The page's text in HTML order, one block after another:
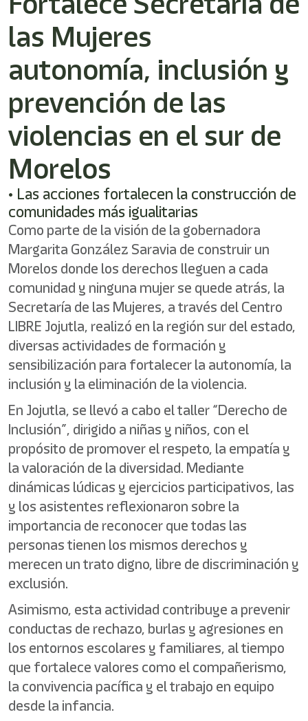
activates
the
screen
help
you
navigate
interact
the
content.
las Mujeres
autonomía, inclusión y
prevención de las
violencias en el sur de
Morelos
• Las acciones fortalecen la construcción de
comunidades más igualitarias
Como parte de la visión de la gobernadora
Margarita González Saravia de construir un
Morelos donde los derechos lleguen a cada
comunidad y ninguna mujer se quede atrás, la
Secretaría de las Mujeres, a través del Centro
LIBRE Jojutla, realizó en la región sur del estado,
diversas actividades de formación y
sensibilización para fortalecer la autonomía, la
inclusión y la eliminación de la violencia.
En Jojutla, se llevó a cabo el taller “Derecho de
Inclusión”, dirigido a niñas y niños, con el
propósito de promover el respeto, la empatía y
la valoración de la diversidad. Mediante
dinámicas lúdicas y ejercicios participativos, las
y los asistentes reflexionaron sobre la
importancia de reconocer que todas las
personas tienen los mismos derechos y
merecen un trato digno, libre de discriminación y
exclusión.
Asimismo, esta actividad contribuye a prevenir
conductas de rechazo, burlas y agresiones en
los entornos escolares y familiares, al tiempo
que fortalece valores como el compañerismo,
la convivencia pacífica y el trabajo en equipo
desde la infancia.